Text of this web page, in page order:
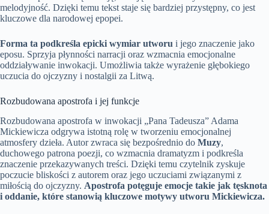
melodyjność. Dzięki temu tekst staje się bardziej przystępny, co jest
kluczowe dla narodowej epopei.
Forma ta podkreśla epicki wymiar utworu i jego znaczenie jako
eposu. Sprzyja płynności narracji oraz wzmacnia emocjonalne
oddziaływanie inwokacji. Umożliwia także wyrażenie głębokiego
uczucia do ojczyzny i nostalgii za Litwą.
Rozbudowana apostrofa i jej funkcje
Rozbudowana apostrofa w inwokacji „Pana Tadeusza” Adama
Mickiewicza odgrywa istotną rolę w tworzeniu emocjonalnej
atmosfery dzieła. Autor zwraca się bezpośrednio do Muzy,
duchowego patrona poezji, co wzmacnia dramatyzm i podkreśla
znaczenie przekazywanych treści. Dzięki temu czytelnik zyskuje
poczucie bliskości z autorem oraz jego uczuciami związanymi z
miłością do ojczyzny. Apostrofa potęguje emocje takie jak tęsknota
i oddanie, które stanowią kluczowe motywy utworu Mickiewicza.